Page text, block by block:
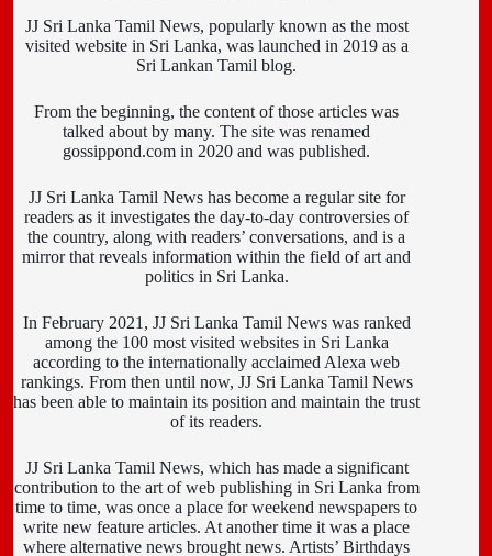
JJ Sri Lanka Tamil News, popularly known as the most
visited website in Sri Lanka, was launched in 2019 as a
Sri Lankan Tamil blog.
From the beginning, the content of those articles was
talked about by many. The site was renamed
gossippond.com in 2020 and was published.
JJ Sri Lanka Tamil News has become a regular site for
readers as it investigates the day-to-day controversies of
the country, along with readers’ conversations, and is a
mirror that reveals information within the field of art and
politics in Sri Lanka.
In February 2021, JJ Sri Lanka Tamil News was ranked
among the 100 most visited websites in Sri Lanka
according to the internationally acclaimed Alexa web
rankings. From then until now, JJ Sri Lanka Tamil News
has been able to maintain its position and maintain the trust
of its readers.
JJ Sri Lanka Tamil News, which has made a significant
contribution to the art of web publishing in Sri Lanka from
time to time, was once a place for weekend newspapers to
write new feature articles. At another time it was a place
where alternative news brought news. Artists’ Birthdays